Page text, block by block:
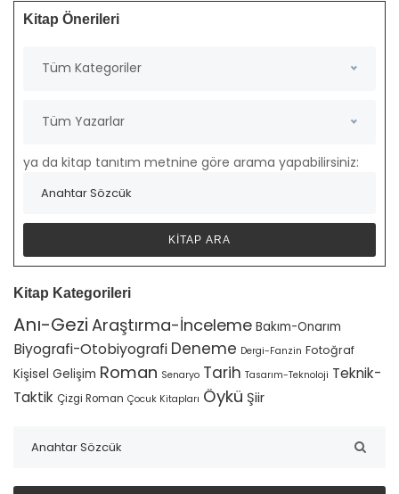
Kitap Önerileri
Tüm Kategoriler
Tüm Yazarlar
ya da kitap tanıtım metnine göre arama yapabilirsiniz:
Kitap Kategorileri
Anı-Gezi Araştırma-İnceleme Bakım-Onarım
Biyografi-Otobiyografi Deneme Dergi-Fanzin Fotoğraf
Kişisel Gelişim Roman Senaryo Tarih Tasarım-Teknoloji Teknik-
Taktik Çizgi Roman Çocuk Kitapları Öykü Şiir